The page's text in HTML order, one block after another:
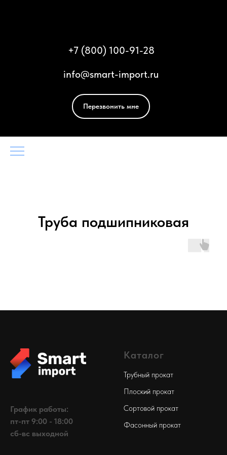
+7 (800) 100-91-28
info@smart-import.ru
Перезвонить мне
Труба подшипниковая
График работы:
пт-пт 9:00 - 18:00
сб-вс выходной
Каталог
Трубный прокат
Плоский прокат
Сортовой прокат
Фасонный прокат